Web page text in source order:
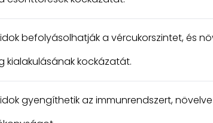
befolyásolhatják a vércukorszintet, és
kialakulásának kockázatát.
gyengíthetik az immunrendszert,